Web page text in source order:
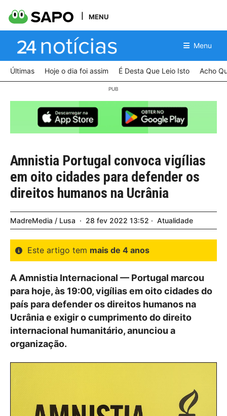
MENU
Menu
Últimas Hoje o dia foi assim É Desta Que Leio Isto Acho
Amnistia Portugal convoca vigílias
em oito cidades para defender os
direitos humanos na Ucrânia
MadreMedia / Lusa 28 fev 2022 13:52 Atualidade
Este artigo tem mais de 4 anos
A Amnistia Internacional — Portugal marcou
para hoje, às 19:00, vigílias em oito cidades do
país para defender os direitos humanos na
Ucrânia e exigir o cumprimento do direito
internacional humanitário, anunciou a
organização.